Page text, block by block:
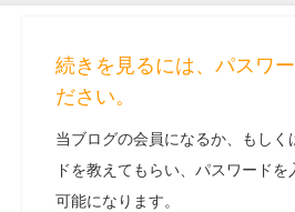
続きを見るには、パスワ
ださい。
当ブログの会員になるか、もしく
ドを教えてもらい、パスワード
可能になります。